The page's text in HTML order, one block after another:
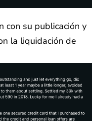
con su publicación y
la liquidación de